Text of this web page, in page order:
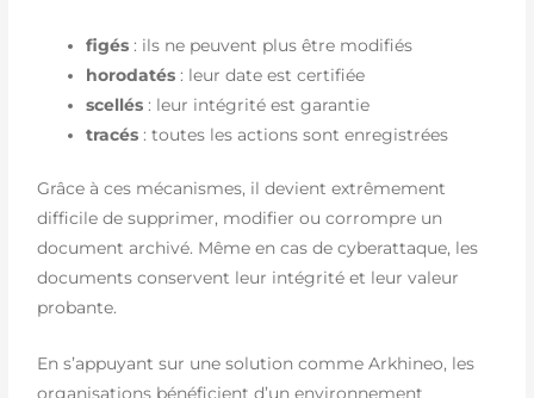
figés : ils ne peuvent plus être modifiés
horodatés : leur date est certifiée
scellés : leur intégrité est garantie
tracés : toutes les actions sont enregistrées
Grâce à ces mécanismes, il devient extrêmement
difficile de supprimer, modifier ou corrompre un
document archivé. Même en cas de cyberattaque, les
documents conservent leur intégrité et leur valeur
probante.
En s’appuyant sur une solution comme Arkhineo, les
organisations bénéficient d’un environnement